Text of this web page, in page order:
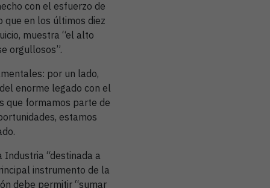
con el esfuerzo de
que en los últimos diez
muestra “el alto
orgullosos”.
por un lado,
enorme legado con el
que formamos parte de
estamos
“destinada a
instrumento de la
debe permitir “sumar